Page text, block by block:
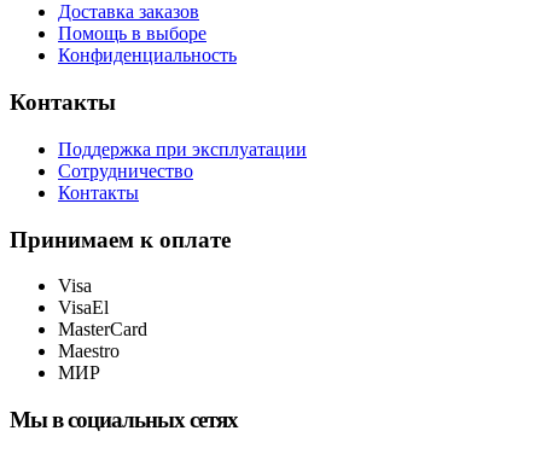
Доставка заказов
Помощь в выборе
Конфиденциальность
Контакты
Поддержка при эксплуатации
Сотрудничество
Контакты
Принимаем к оплате
Visa
VisaEl
MasterCard
Maestro
МИР
Мы в социальных сетях